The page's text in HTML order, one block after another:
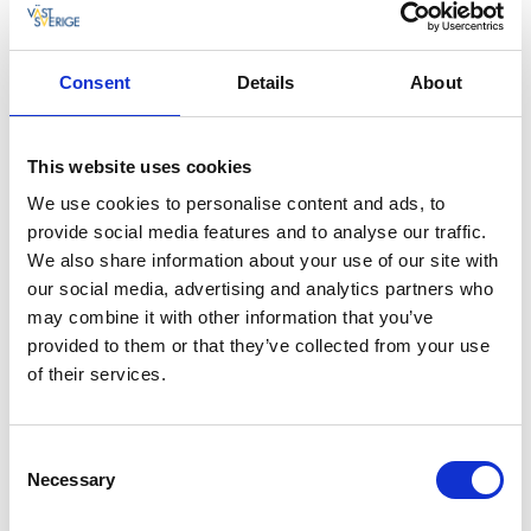
Consent Details About
This website uses cookies
We use cookies to personalise content and ads, to
provide social media features and to analyse our traffic.
We also share information about your use of our site with
our social media, advertising and analytics partners who
may combine it with other information that you’ve
provided to them or that they’ve collected from your use
of their services.
Selection
Necessary
Am östlichen Teil des Sees schwebt
dem Wasser. Hier ist zwischen März und September
die neue Ausstellung über die Geschichte des Sees zu